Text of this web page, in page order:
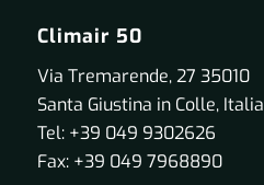
Climair 50
Via Tremarende, 27 35010
Santa Giustina in Colle, Italia
Tel: +39 049 9302626
Fax: +39 049 7968890